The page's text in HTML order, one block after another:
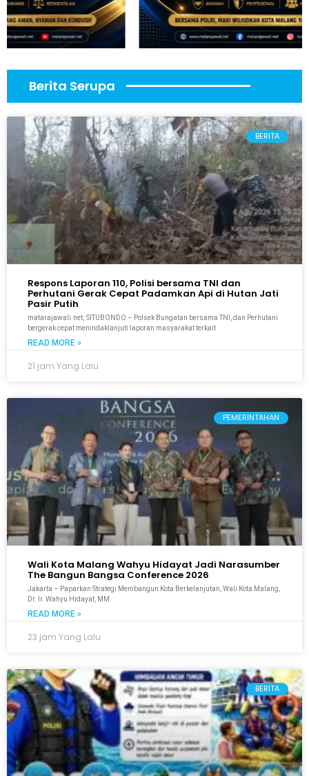
Berita Serupa
BERITA
Respons Laporan 110, Polisi bersama TNI dan
Perhutani Gerak Cepat Padamkan Api di Hutan Jati
Pasir Putih
matarajawali.net; SITUBONDO – Polsek Bungatan bersama TNI, dan Perhutani
bergerak cepat menindaklanjuti laporan masyarakat terkait
READ MORE »
21 jam Yang Lalu
PEMERINTAHAN
Wali Kota Malang Wahyu Hidayat Jadi Narasumber
The Bangun Bangsa Conference 2026
Jakarta – Paparkan Strategi Membangun Kota Berkelanjutan, Wali Kota Malang,
Dr. Ir. Wahyu Hidayat, MM
READ MORE »
23 jam Yang Lalu
BERITA